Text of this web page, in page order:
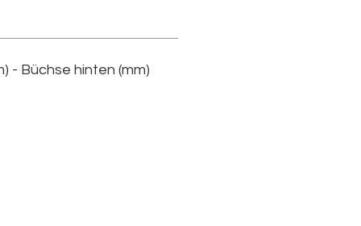
- Büchse hinten (mm)